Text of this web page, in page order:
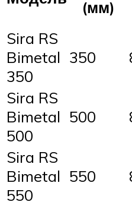
(мм)
Sira RS
Bimetal
350
350
Sira RS
Bimetal
500
500
Sira RS
Bimetal
550
550